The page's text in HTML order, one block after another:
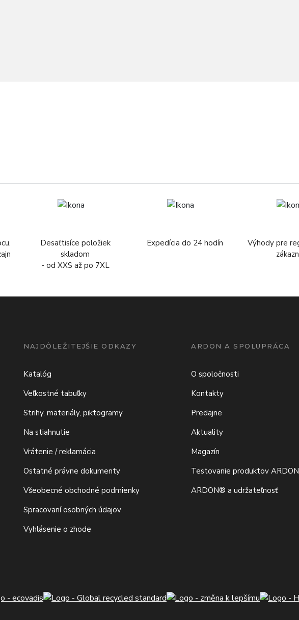
Desaťtisíce položiek
skladom
- od XXS až po 7XL
Expedícia do 24 hodín
Výhody pre
NAJDÔLEŽITEJŠIE ODKAZY
Katalóg
Veľkostné tabuľky
Strihy, materiály, piktogramy
Na stiahnutie
Vrátenie / reklamácia
Ostatné právne dokumenty
Všeobecné obchodné podmienky
Spracovaní osobných údajov
Vyhlásenie o zhode
ARDON A SPOLUPRÁCA
O spoločnosti
Kontakty
Predajne
Aktuality
Magazín
Testovanie produktov
ARDON® a udržateľnosť